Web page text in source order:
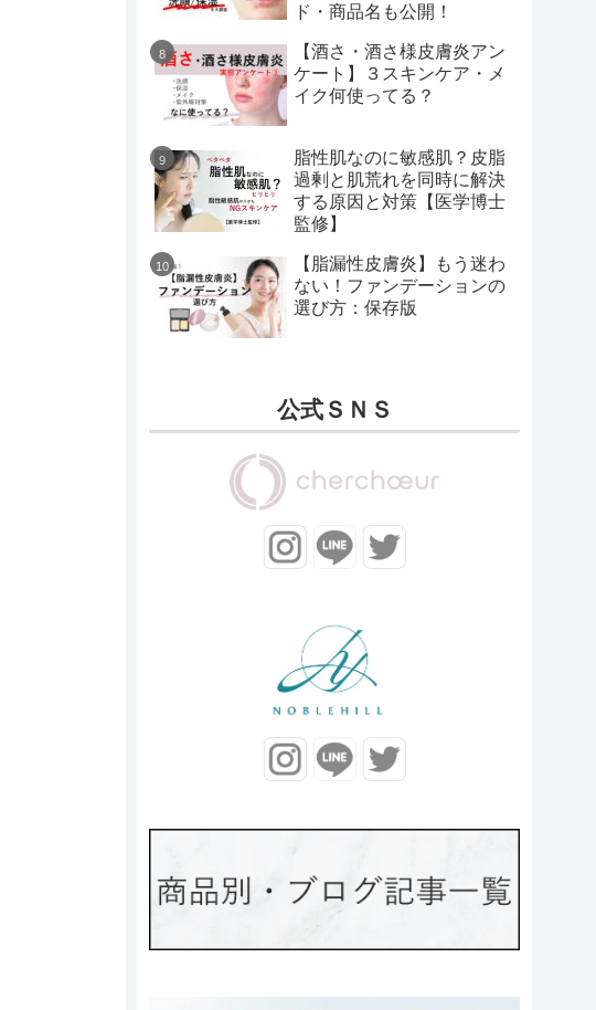
ド・商品名も公開！
【酒さ・酒さ様皮膚炎アン
ケート】３スキンケア・メ
イク何使ってる？
脂性肌なのに敏感肌？皮脂
過剰と肌荒れを同時に解決
する原因と対策【医学博士
監修】
【脂漏性皮膚炎】もう迷わ
ない！ファンデーションの
選び方：保存版
公式ＳＮＳ